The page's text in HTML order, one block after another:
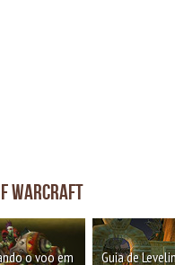
Warcraft
o voo em
Guia de